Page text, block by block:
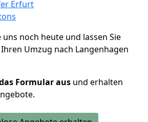
Erfurt
noch heute und lassen Sie
Umzug nach Langenhagen
Formular aus und erhalten